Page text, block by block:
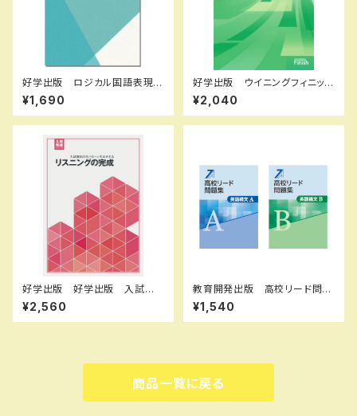
好学出版 ロジカル国語表現ア
ルファ 小論文ゼミ 2026年
度版 新品完全セット ISBN：
B0D3CJY646 ISBN-10：B
6960
¥1,690
好学出版 ウイニングフィニッシ
ュ 国，数，理，社，英 2026年
度版 各科目（選択ください）
新品完全セット ISBN なし
¥2,040
好学出版 好学出版 入試完
成シリーズ リスニングの完
成 CDつき 2026年度版 新
品 ISBN：004006959 ISB
¥2,560
教育開発出版 高校リード問題
集 英語構文 A ，英語構文 B
2026年度版 各科目（選択くだ
さい） 新品完全セット ISBN
¥1,540
商品一覧に戻る